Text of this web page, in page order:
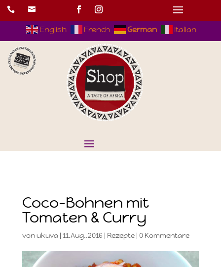
 
English French German Italian
Coco-Bohnen mit
Tomaten & Curry
vonukuva| 11.Aug..2016| Rezepte| 0 Kommentare